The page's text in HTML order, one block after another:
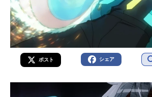
ポスト シェア